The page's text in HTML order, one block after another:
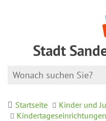
Stadt
Startseite
Kinder und
Kindertageseinrichtungen